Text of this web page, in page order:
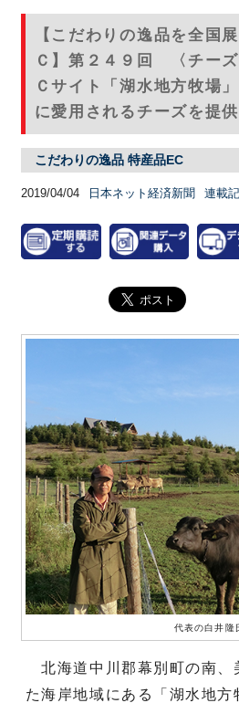
【こだわりの逸品を全国
Ｃ】第２４９回 〈チーズ
Ｃサイト「湖水地方牧場
に愛用されるチーズを提供
こだわりの逸品 特産品EC
2019/04/04 日本ネット経済新聞 連載
代表の白井隆
北海道中川郡幕別町の南、
た海岸地域にある「湖水地方